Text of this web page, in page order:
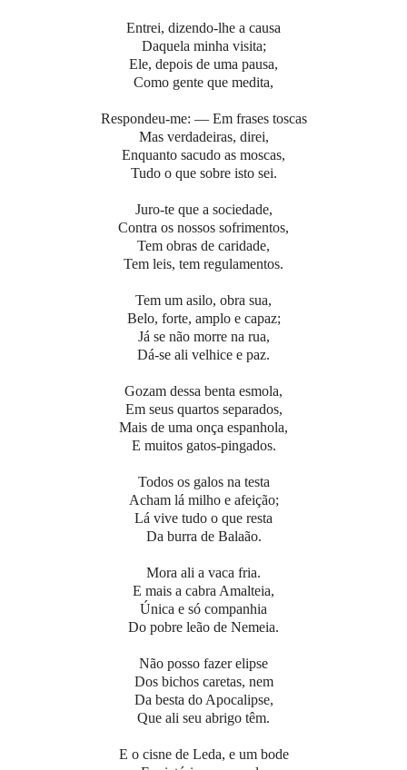
Entrei, dizendo-lhe a causa
Daquela minha visita;
Ele, depois de uma pausa,
Como gente que medita,
Respondeu-me: — Em frases toscas
Mas verdadeiras, direi,
Enquanto sacudo as moscas,
Tudo o que sobre isto sei.
Juro-te que a sociedade,
Contra os nossos sofrimentos,
Tem obras de caridade,
Tem leis, tem regulamentos.
Tem um asilo, obra sua,
Belo, forte, amplo e capaz;
Já se não morre na rua,
Dá-se ali velhice e paz.
Gozam dessa benta esmola,
Em seus quartos separados,
Mais de uma onça espanhola,
E muitos gatos-pingados.
Todos os galos na testa
Acham lá milho e afeição;
Lá vive tudo o que resta
Da burra de Balaão.
Mora ali a vaca fria.
E mais a cabra Amalteia,
Única e só companhia
Do pobre leão de Nemeia.
Não posso fazer elipse
Dos bichos caretas, nem
Da besta do Apocalipse,
Que ali seu abrigo têm.
E o cisne de Leda, e um bode